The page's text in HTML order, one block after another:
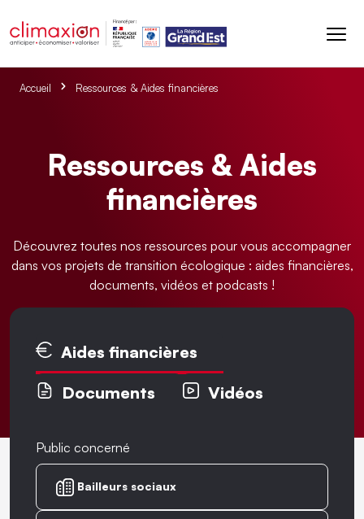
Accueil Ressources & Aides financières
Ressources & Aides
financières
Découvrez toutes nos ressources pour vous accompagner
dans vos projets de transition écologique : aides financières,
documents, vidéos et podcasts !
Onglets principaux
Aides financières
Documents
Vidéos
Public concerné
Bailleurs sociaux